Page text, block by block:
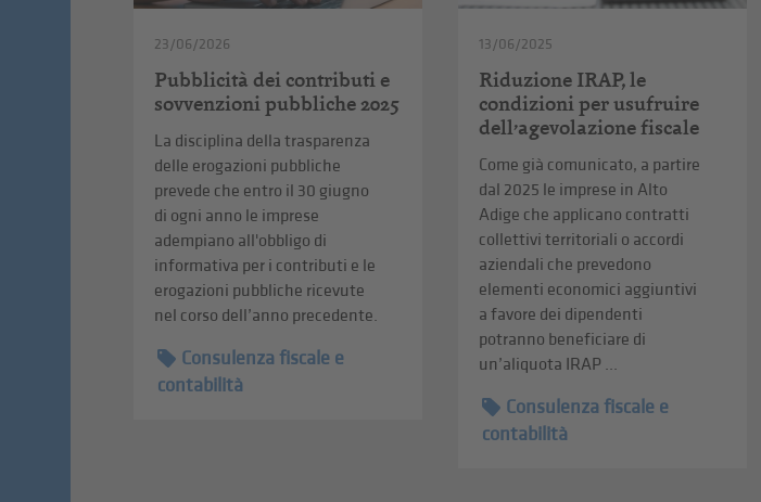
23/06/2026
Pubblicità dei contributi e
sovvenzioni pubbliche 2025
La disciplina della trasparenza
delle erogazioni pubbliche
prevede che entro il 30 giugno
di ogni anno le imprese
adempiano all'obbligo di
informativa per i contributi e le
erogazioni pubbliche ricevute
nel corso dell’anno precedente.
Consulenza fiscale e
contabilità
13/06/2025
Riduzione IRAP, le
condizioni per usufruire
dell’agevolazione fiscale
Come già comunicato, a partire
dal 2025 le imprese in Alto
Adige che applicano contratti
collettivi territoriali o accordi
aziendali che prevedono
elementi economici aggiuntivi
a favore dei dipendenti
potranno beneficiare di
un’aliquota IRAP ...
Consulenza fiscale e
contabilità